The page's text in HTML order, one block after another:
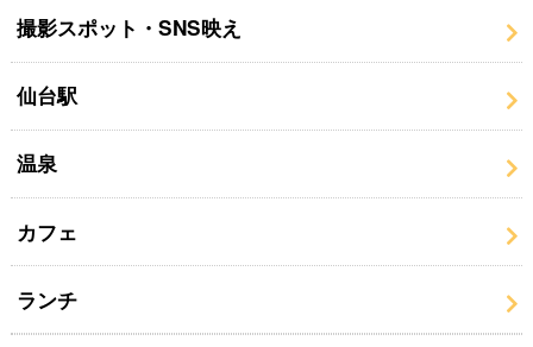
撮影スポット・SNS映え
仙台駅
温泉
カフェ
ランチ